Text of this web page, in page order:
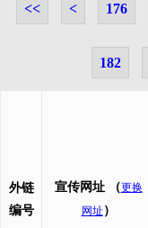
<< < 176
182
外链
编号
宣传网址 （更换
网址 ）